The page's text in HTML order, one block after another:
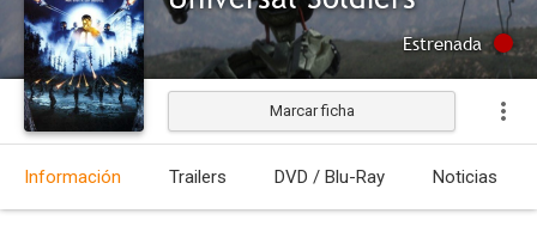
Estrenada
Marcar ficha
Información Trailers DVD / Blu-Ray Noticias